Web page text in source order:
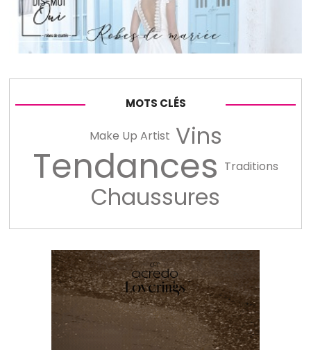
MOTS CLÉS
Make Up Artist Vins
Tendances Traditions
Chaussures